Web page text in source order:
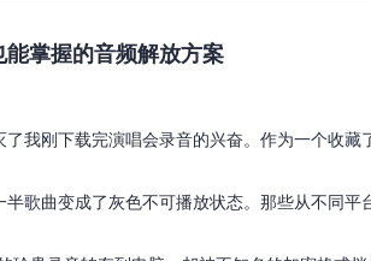
掌握的音频解放方案
我刚下载完演唱会录音的兴奋。作为一个收藏
半歌曲变成了灰色不可播放状态。那些从不同